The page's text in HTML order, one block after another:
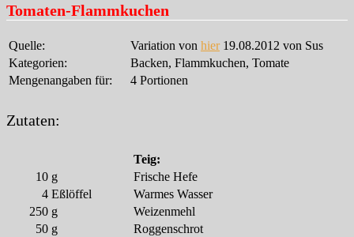
Tomaten-Flammkuchen
Quelle: Variation von hier19.08.2012 von Sus
Kategorien:
Backen, Flammkuchen, Tomate
Mengenangaben für:
4 Portionen
Zutaten:
Teig:
10 g
Frische Hefe
4 Eßlöffel
Warmes Wasser
250 g
Weizenmehl
50 g
Roggenschrot